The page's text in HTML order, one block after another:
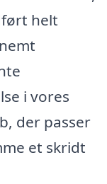
helt
i vores
der passer
et skridt